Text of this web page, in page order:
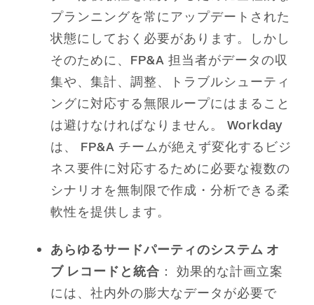
プランニングを常にアップデートされた
状態にしておく必要があります。しかし
そのために、FP&A 担当者がデータの収
集や、集計、調整、トラブルシューティ
ングに対応する無限ループにはまること
は避けなければなりません。 Workday
は、 FP&A チームが絶えず変化するビジ
ネス要件に対応するために必要な複数の
シナリオを無制限で作成・分析できる柔
軟性を提供します。
あらゆるサードパーティのシステム オ
ブ レコードと統合 ： 効果的な計画立案
には、社内外の膨大なデータが必要で